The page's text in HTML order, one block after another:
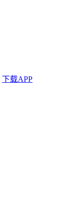
下载APP